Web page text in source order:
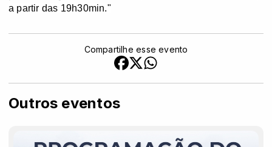
a partir das 19h30min."
Outros eventos
Compartilhe esse evento